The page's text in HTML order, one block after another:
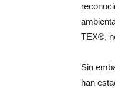
TEX®,
Sin
han